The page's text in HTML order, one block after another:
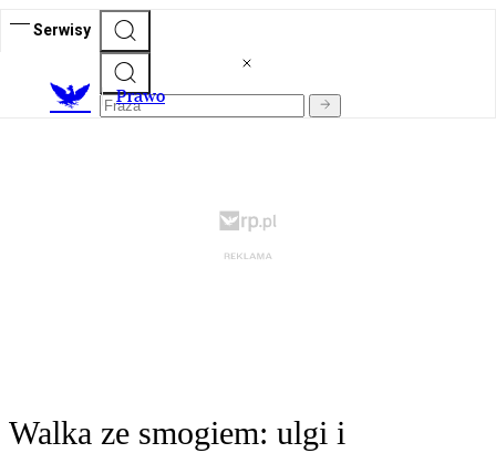
Serwisy
Prawo
Walka ze smogiem: ulgi i